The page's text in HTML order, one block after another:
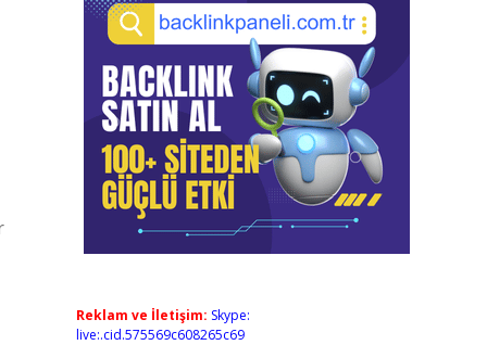
Reklam ve İletişim: Skype:
live:.cid.575569c608265c69